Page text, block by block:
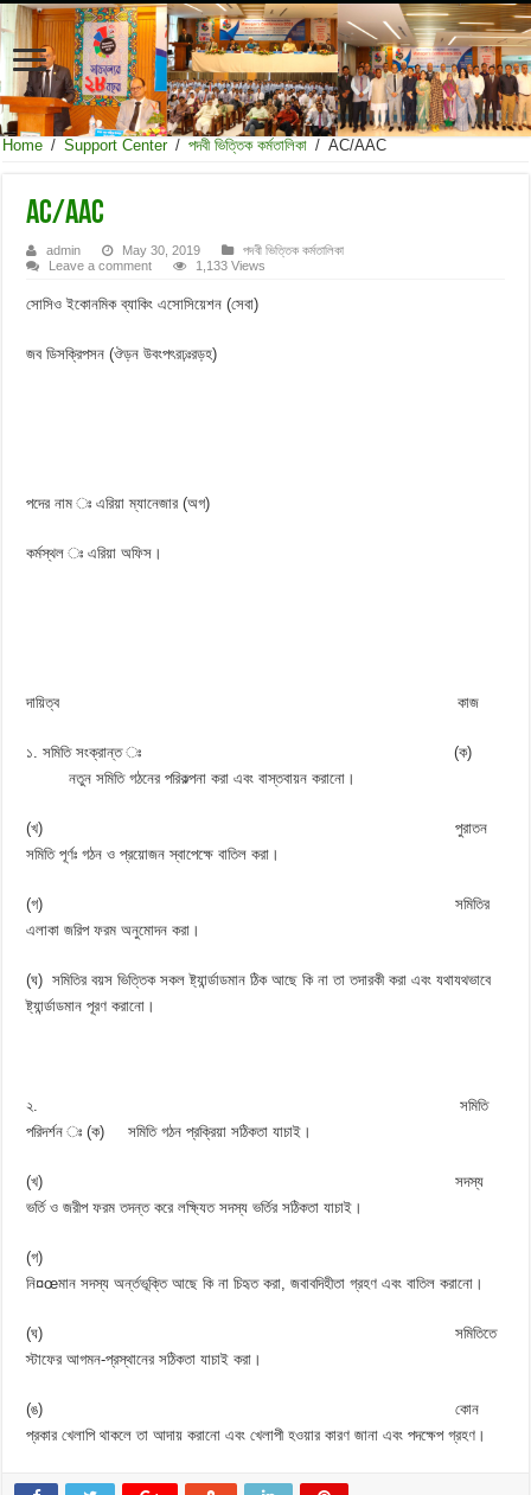
Home / Support Center / পদবী ভিত্তিক কর্মতালিকা / AC/AAC
AC/AAC
admin May 30, 2019
পদবী ভিত্তিক কর্মতালিকা
Leave a comment
1,133 Views
সোসিও ইকোনমিক ব্যাকিং এসোসিয়েশন (সেবা)
জব ডিসক্রিপসন (ঔড়ন উবংপৎরঢ়ঃরড়হ)
পদের নাম ঃ এরিয়া ম্যানেজার (অগ)
কর্মস্থল ঃ এরিয়া অফিস।
দায়িত্ব কাজ
১. সমিতি সংক্রান্ত ঃ (ক)
নতুন সমিতি গঠনের পরিকল্পনা করা এবং বাস্তবায়ন করানো।
(খ) পুরাতন
সমিতি পূর্ণঃ গঠন ও প্রয়োজন স্বাপেক্ষে বাতিল করা।
(গ) সমিতির
এলাকা জরিপ ফরম অনুমোদন করা।
(ঘ) সমিতির বয়স ভিত্তিক সকল ষ্ট্যার্ন্ডাডমান ঠিক আছে কি না তা তদারকী করা এবং যথাযথভাবে
ষ্ট্যার্ন্ডাডমান পূরণ করানো।
২. সমিতি
পরিদর্শন ঃ (ক) সমিতি গঠন প্রক্রিয়া সঠিকতা যাচাই।
(খ) সদস্য
ভর্তি ও জরীপ ফরম তদন্ত করে লক্ষ্যিত সদস্য ভর্তির সঠিকতা যাচাই।
(গ)
নি¤œমান সদস্য অর্ন্তভূক্তি আছে কি না চিহৃত করা, জবাবদিহীতা গ্রহণ এবং বাতিল করানো।
(ঘ) সমিতিতে
স্টাফের আগমন-প্রস্থানের সঠিকতা যাচাই করা।
(ঙ) কোন
প্রকার খেলাপি থাকলে তা আদায় করানো এবং খেলাপী হওয়ার কারণ জানা এবং পদক্ষেপ গ্রহণ।